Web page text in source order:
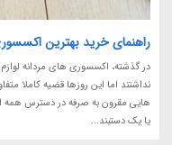
راهنمای خرید بهترین
در گذشته، اکسسوری های مردانه
نداشتند اما این روزها قضیه کاملا
هایی مقرون به صرفه در دسترس
یا یک دستبند...